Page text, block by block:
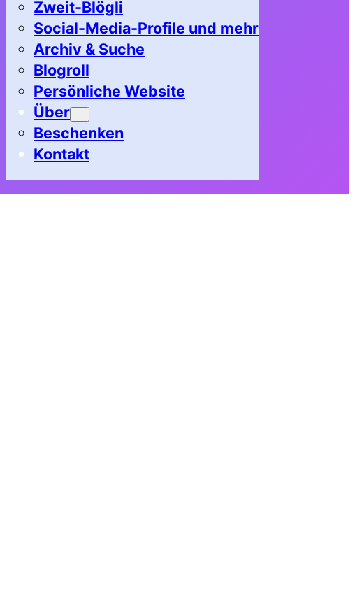
Zweit-Blögli
Social-Media-Profile und mehr
Archiv & Suche
Blogroll
Persönliche Website
Über
Beschenken
Kontakt